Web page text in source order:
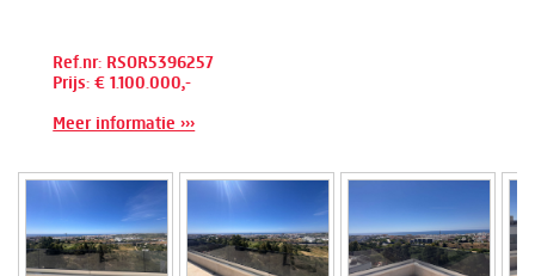
Ref.nr: RSOR5396257
Prijs: € 1.100.000,-
Meer informatie ›››